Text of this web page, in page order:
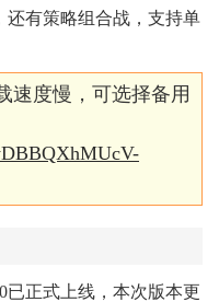
还有策略组合战，支持单
速度慢，可选择备用
已正式上线，本次版本更